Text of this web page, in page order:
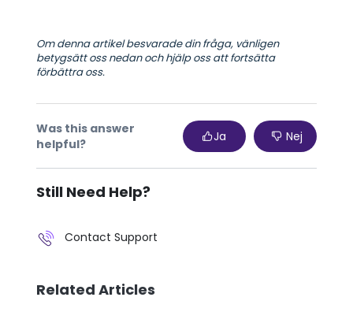
Om denna artikel besvarade din fråga, vänligen
betygsätt oss nedan och hjälp oss att fortsätta
förbättra oss.
Was this answer
helpful?
Ja Nej
Still Need Help?
Contact Support
Related Articles